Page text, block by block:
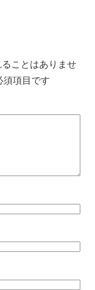
ことはありませ
須項目です